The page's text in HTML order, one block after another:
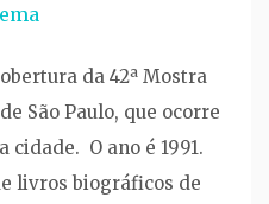
da 42ª Mostra
São Paulo, que ocorre
cidade. O ano é 1991.
livros biográficos de